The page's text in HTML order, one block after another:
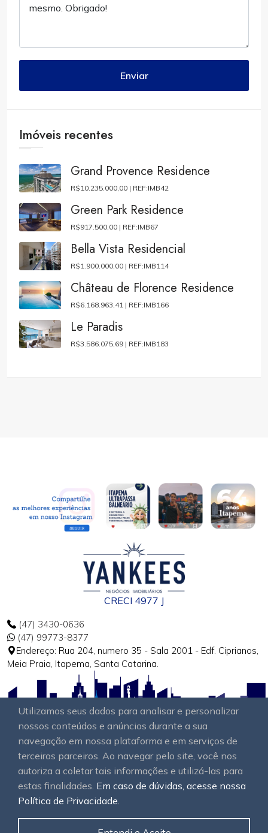
Utilizamos seus dados para analisar e personalizar
nossos conteúdos e anúncios durante a sua
navegação em nossa plataforma e em serviços de
terceiros parceiros. Ao navegar pelo site, você nos
autoriza a coletar tais informações e utilizá-las para
estas finalidades. Em caso de dúvidas, acesse nossa
Política de Privacidade.
Enviar
Imóveis recentes
Grand Provence Residence
R$10.235.000,00 | REF:IMB42
Green Park Residence
R$917.500,00 | REF:IMB67
Bella Vista Residencial
R$1.900.000,00 | REF:IMB114
Château de Florence Residence
R$6.168.963,41 | REF:IMB166
Le Paradis
R$3.586.075,69 | REF:IMB183
CRECI 4977 J
(47) 3430-0636
(47) 99773-8377
Endereço: Rua 204, numero 35 - Sala 2001 - Edf. Ciprianos,
Meia Praia, Itapema, Santa Catarina.